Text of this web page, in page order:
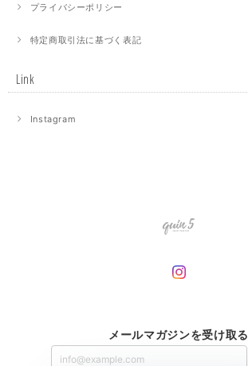
プライバシーポリシー
特定商取引法に基づく表記
Link
Instagram
メールマガジンを受け取る